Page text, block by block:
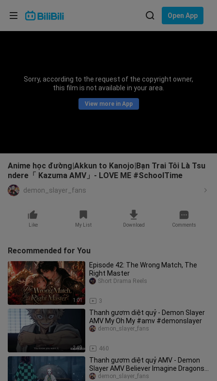
Open App
Sorry, according to the request of the copyright owner,
this film is not available in your area.
View more in App
Anime học đường|Akkun to Kanojo|Bạn Trai Tôi Là Tsu
ndere「 Kazuma AMV」- LOVE ME #SchoolTime
demon_slayer_fans
Like My List Download Comments
Recommended for You
1:01
Episode 42: The Wrong Match, The
Right Master
3
Short Drama Reels
2:49
Thanh gươm diệt quỷ - Demon Slayer
AMV My Oh My #amv #demonslayer
460
demon_slayer_fans
Thanh gươm diệt quỷ AMV - Demon
Slayer AMV Believer Imagine Dragons
#amv #anime
demon_slayer_fans
Choose your language